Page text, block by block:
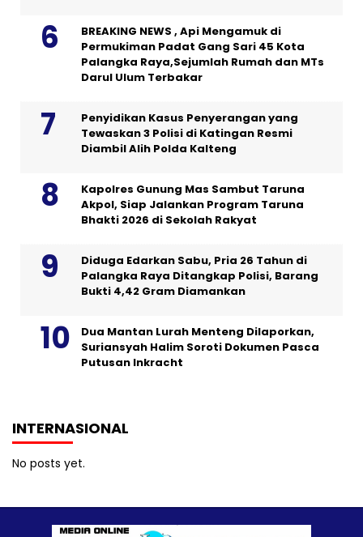
BREAKING NEWS , Api Mengamuk di
Permukiman Padat Gang Sari 45 Kota
Palangka Raya,Sejumlah Rumah dan MTs
Darul Ulum Terbakar
Penyidikan Kasus Penyerangan yang
Tewaskan 3 Polisi di Katingan Resmi
Diambil Alih Polda Kalteng
Kapolres Gunung Mas Sambut Taruna
Akpol, Siap Jalankan Program Taruna
Bhakti 2026 di Sekolah Rakyat
Diduga Edarkan Sabu, Pria 26 Tahun di
Palangka Raya Ditangkap Polisi, Barang
Bukti 4,42 Gram Diamankan
Dua Mantan Lurah Menteng Dilaporkan,
Suriansyah Halim Soroti Dokumen Pasca
Putusan Inkracht
INTERNASIONAL
No posts yet.